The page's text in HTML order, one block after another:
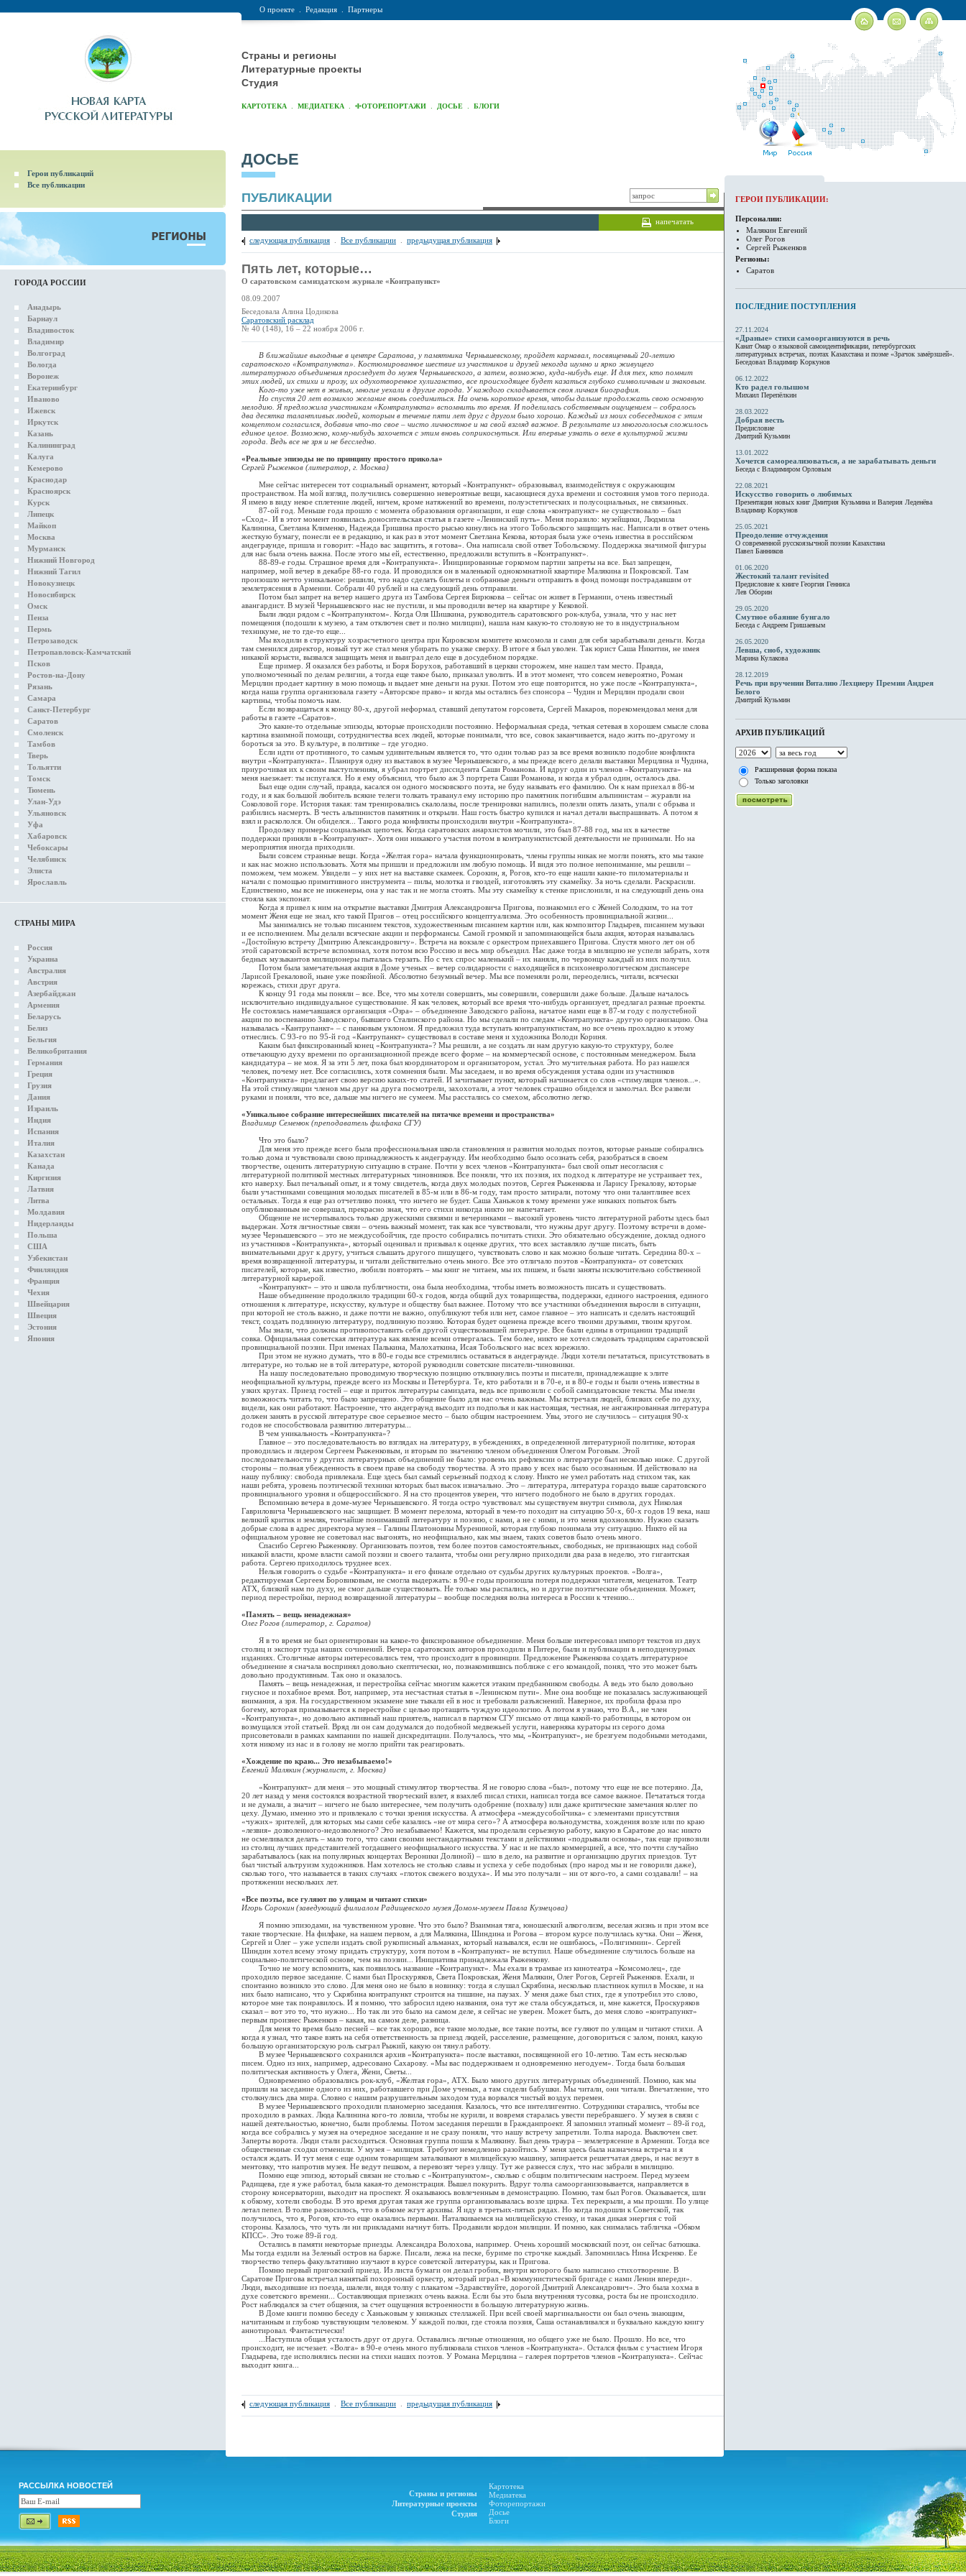
О проекте Редакция Партнеры
Страны и регионы
Литературные проекты
Студия
КАРТОТЕКА МЕДИАТЕКА ФОТОРЕПОРТАЖИ ДОСЬЕ БЛОГИ
Герои публикаций
Все публикации
ГОРОДА РОССИИ
Анадырь
Барнаул
Владивосток
Владимир
Волгоград
Вологда
Воронеж
Екатеринбург
Иваново
Ижевск
Иркутск
Казань
Калининград
Калуга
Кемерово
Краснодар
Красноярск
Курск
Липецк
Майкоп
Москва
Мурманск
Нижний Новгород
Нижний Тагил
Новокузнецк
Новосибирск
Омск
Пенза
Пермь
Петрозаводск
Петропавловск-Камчатский
Псков
Ростов-на-Дону
Рязань
Самара
Санкт-Петербург
Саратов
Смоленск
Тамбов
Тверь
Тольятти
Томск
Тюмень
Улан-Удэ
Ульяновск
Уфа
Хабаровск
Чебоксары
Челябинск
Элиста
Ярославль
СТРАНЫ МИРА
Россия
Украина
Австралия
Австрия
Азербайджан
Армения
Беларусь
Белиз
Бельгия
Великобритания
Германия
Греция
Грузия
Дания
Израиль
Индия
Испания
Италия
Казахстан
Канада
Киргизия
Латвия
Литва
Молдавия
Нидерланды
Польша
США
Узбекистан
Финляндия
Франция
Чехия
Швейцария
Швеция
Эстония
Япония
ДОСЬЕ
ПУБЛИКАЦИИ
напечатать
следующая публикация Все публикации предыдущая публикация
Пять лет, которые…
О саратовском самиздатском журнале «Контрапункт»
08.09.2007
Беседовала Алина Цодикова
Саратовский расклад
№ 40 (148), 16 – 22 ноября 2006 г.
В ближайшие выходные в центре Саратова, у памятника Чернышевскому, пройдет карнавал, посвященный 20-летию
саратовского «Контрапункта». Костюмированное шествие из участников и друзей некогда шумно и ярко живущего
литературного объединения проследует до музея Чернышевского, а затем, возможно, куда-нибудь еще. И для тех, кто помнит
этих людей, их стихи и прозу, их одухотворенное хулиганство, все происходящее будет казаться глубоко символичным и знаковым.
Кого-то уже нет в живых, многие уехали в другие города. У каждого складывается своя личная биография.
Но спустя 20 лет возникло желание вновь соединиться. На очень короткое время, чтобы дальше продолжать свою основную
мелодию. Я предложила участникам «Контрапункта» вспомнить то время. И поделилась собственным ощущением – собралось
два десятка талантливых людей, которым в течение пяти лет друг с другом было хорошо. Каждый из моих собеседников с этим
концептом согласился, добавив что-то свое – чисто личностное и на свой взгляд важное. В результате из многоголосья сложилось
единое целое. Возможно, кому-нибудь захочется с этим вновь соприкоснуться. Или впервые узнать о вехе в культурной жизни
города. Ведь все не зря и не бесследно.
«Реальные эпизоды не по принципу простого прикола»
Сергей Рыженков (литератор, г. Москва)
Мне сейчас интересен тот социальный орнамент, который «Контрапункт» образовывал, взаимодействуя с окружающим
пространством. На мой взгляд, получились совершенно невероятные вещи, касающиеся духа времени и состояния умов того периода.
Я имею в виду некое сплетение людей, ничем, кроме натяжений во времени, полуэстетических и полусоциальных, не связанных.
87-ой год. Меньше года прошло с момента образования организации, и еще слова «контрапункт» не существовало – был
«Сход». И в этот момент появилась доносительская статья в газете «Ленинский путь». Меня поразило: музейщики, Людмила
Калинина, Светлана Клименко, Надежда Гришина просто рысью кинулись на этого Тобольского защищать нас. Написали в ответ очень
жесткую бумагу, понесли ее в редакцию, и как раз в этот момент Светлана Кекова, которая была уже очень известна в российском
андеграунде, пришла и говорит: «Надо вас защитить, я готова». Она написала свой ответ Тобольскому. Поддержка значимой фигуры
для нас была очень важна. После этого мы ей, естественно, предложили вступить в «Контрапункт».
88-89-е годы. Страшное время для «Контрапункта». Инициированные горкомом партии запреты на все. Был запрещен,
например, мой вечер в декабре 88-го года. И проводился он в маленькой однокомнатной квартире Малякина и Покровской. Там
произошло нечто уникальное: решили, что надо сделать билеты и собранные деньги отправить в фонд помощи пострадавшим от
землетрясения в Армении. Собрали 40 рублей и на следующий день отправили.
Потом был запрет на вечер нашего друга из Тамбова Сергея Бирюкова – сейчас он живет в Германии, очень известный
авангардист. В музей Чернышевского нас не пустили, и мы проводили вечер на квартире у Кековой.
Были люди рядом с «Контрапунктом». Когда Оля Шишкина, руководитель саратовского рок-клуба, узнала, что у нас нет
помещения (подошли к музею, а там отключен свет и полно милиции), нашла нам какую-то столовую не то в индустриальном
техникуме, не то где-то еще...
Мы входили в структуру хозрасчетного центра при Кировском комитете комсомола и сами для себя зарабатывали деньги. Когда
там сменился директор, новый тут же стал меня убирать по указке сверху. В итоге я был уволен. Так юрист Саша Никитин, не имея
никакой корысти, вызвался защищать меня и выиграл дело еще в досудебном порядке.
Еще пример. Я оказался без работы, и Боря Борухов, работавший в церкви сторожем, мне нашел там место. Правда,
уполномоченный по делам религии, а тогда еще такое было, приказал уволить. И в этот момент, что совсем невероятно, Роман
Мерцлин продает картину в мою помощь и выдает мне деньги на руки. Потом это еще повторится, но уже после «Контрапункта»,
когда наша группа организовала газету «Авторское право» и когда мы остались без спонсора – Чудин и Мерцлин продали свои
картины, чтобы помочь нам.
Если возвращаться к концу 80-х, другой неформал, ставший депутатом горсовета, Сергей Макаров, порекомендовал меня для
работы в газете «Саратов».
Это какие-то отдельные эпизоды, которые происходили постоянно. Неформальная среда, четкая сетевая в хорошем смысле слова
картина взаимной помощи, сотрудничества всех людей, которые понимали, что все, совок заканчивается, надо жить по-другому и
бороться за это. В культуре, в политике – где угодно.
Если идти от противного, то самым удивительным является то, что один только раз за все время возникло подобие конфликта
внутри «Контрапункта». Планируя одну из выставок в музее Чернышевского, а мы прежде всего делали выставки Мерцлина и Чудина,
приурочивая их к своим выступлениям, я убрал портрет диссидента Саши Романова. И вдруг один из членов «Контрапункта» на
меня наезжает: ты испугался. Но я ему объяснил, что было аж 3 портрета Саши Романова, и когда я убрал один, осталось два.
Был еще один случай, правда, касался он одного московского поэта, не буду называть его фамилию. Он к нам приехал в 86-м
году, и я как большой любитель всякие телеги толкать траванул ему историю про памятник погибшим альпинистам – журавли на
Соколовой горе. История такая: там тренировались скалолазы, после тренировки напились, полезли опять лазать, упали с обрыва и
разбились насмерть. В честь альпинистов памятник и открыли. Наш гость быстро купился и начал детали выспрашивать. А потом я
взял и раскололся. Он обиделся... Такого рода конфликты происходили внутри «Контрапункта».
Продолжу примеры социальных цепочек. Когда саратовских анархистов мочили, это был 87-88 год, мы их в качестве
поддержки приняли в «Контрапункт». Хотя они никакого участия потом в контрапунктистской деятельности не принимали. Но на
мероприятия иногда приходили.
Были совсем странные вещи. Когда «Желтая гора» начала функционировать, члены группы никак не могли понять, кто мы такие
и как нас можно использовать. Хотя мы пришли и предложили им любую помощь. И видя это полное непонимание, мы решили –
поможем, чем можем. Увидели – у них нет на выставке скамеек. Сорокин, я, Рогов, кто-то еще нашли какие-то пиломатериалы и
начали с помощью примитивного инструмента – пилы, молотка и гвоздей, изготовлять эту скамейку. За ночь сделали. Раскрасили.
Единственно, мы все не инженеры, она у нас так и не могла стоять. Мы эту скамейку к стенке прислонили, и на следующий день она
стояла как экспонат.
Когда я привел к ним на открытие выставки Дмитрия Александровича Пригова, познакомил его с Женей Солодким, то на тот
момент Женя еще не знал, кто такой Пригов – отец российского концептуализма. Это особенность провинциальной жизни...
Мы занимались не только писанием текстов, художественным писанием картин или, как композитор Гладырев, писанием музыки
и ее исполнением. Мы делали всяческие акции и перформансы. Самой громкой и запоминающейся была акция, которая называлась
«Достойную встречу Дмитрию Александровичу». Встреча на вокзале с оркестром приехавшего Пригова. Спустя много лет он об
этой саратовской встрече вспоминал, хотя потом всю Россию и весь мир объездил. Нас даже тогда в милицию не успели забрать, хотя
бедных музыкантов милиционеры пыталась терзать. Но с тех спрос маленький – их наняли, по червонцу каждый из них получил.
Потом была замечательная акция в Доме ученых – вечер солидарности с находящейся в психоневрологическом диспансере
Ларисой Грекаловой, ныне уже покойной. Абсолютно безумный вечер. Мы все поменяли роли, переоделись, читали, всячески
корежась, стихи друг друга.
К концу 91 года мы поняли – все. Все, что мы хотели совершить, мы совершили, совершили даже больше. Дальше началось
исключительно индивидуальное существование. Я как человек, который все время что-нибудь организует, предлагал разные проекты.
Не состоялась намечавшаяся организация «Озра» – объединение Заводского района, начатое нами еще в 87-м году с полустебной
акции по воспеванию Заводского, бывшего Сталинского района. Но мы сделали по следам «Контрапункта» другую организацию. Она
называлась «Кантрупанкт» – с панковым уклоном. Я предложил туда вступать контрапунктистам, но все очень прохладно к этому
отнеслись. С 93-го по 95-й год «Кантрупанкт» существовал в составе меня и художника Володи Кориня.
Каким был фиксированный конец «Контрапункта»? Мы решили, а не создать ли нам другую какую-то структуру, более
отвечающую духу времени по организационной прежде всего форме – на коммерческой основе, с постоянным менеджером. Была
кандидатура – не моя. Я за эти 5 лет, пока был координатором и организатором, устал. Это мучительная работа. Но раз нашелся
человек, почему нет. Все согласились, хотя сомнения были. Мы заседаем, и во время обсуждения устава один из участников
«Контрапункта» предлагает свою версию каких-то статей. И зачитывает пункт, который начинается со слов «стимуляция членов...».
На этой стимуляции членов мы друг на друга посмотрели, захохотали, а этот человек страшно обиделся и замолчал. Все развели
руками и поняли, что все, дальше мы ничего не сумеем. Мы расстались со смехом, абсолютно легко.
«Уникальное собрание интереснейших писателей на пятачке времени и пространства»
Владимир Семенюк (преподаватель филфака СГУ)
Что это было?
Для меня это прежде всего была профессиональная школа становления и развития молодых поэтов, которые раньше собирались
только дома и чувствовали свою принадлежность к андеграунду. Им необходимо было осознать себя, разобраться в своем
творчестве, оценить литературную ситуацию в стране. Почти у всех членов «Контрапункта» был свой опыт несогласия с
литературной политикой местных литературных чиновников. Все поняли, что их поэзия, их подход к литературе не устраивает тех,
кто наверху. Был печальный опыт, и я тому свидетель, когда двух молодых поэтов, Сергея Рыженкова и Ларису Грекалову, которые
были участниками совещания молодых писателей в 85-м или в 86-м году, там просто затирали, потому что они талантливее всех
остальных. Тогда я еще раз отчетливо понял, что ничего не будет. Саша Ханьжов к тому времени уже никаких попыток быть
опубликованным не совершал, прекрасно зная, что его стихи никогда никто не напечатает.
Общение не исчерпывалось только дружескими связями и вечеринками – высокий уровень чисто литературной работы здесь был
выдержан. Хотя личностные связи – очень важный момент, так как все чувствовали, что нужны друг другу. Поэтому встречи в доме-
музее Чернышевского – это не междусобойчик, где просто собирались почитать стихи. Это обязательно обсуждение, доклад одного
из участников «Контрапункта», который оценивал и призывал к оценке других, что всех заставляло лучше писать, быть
внимательными друг к другу, учиться слышать другого пишущего, чувствовать слово и как можно больше читать. Середина 80-х –
время возвращенной литературы, и читали действительно очень много. Все это отличало поэтов «Контрапункта» от советских
писателей, которые, как известно, любили повторять – мы книг не читаем, мы их пишем, и были заняты исключительно собственной
литературной карьерой.
«Контрапункт» – это и школа публичности, она была необходима, чтобы иметь возможность писать и существовать.
Наше объединение продолжило традиции 60-х годов, когда общий дух товарищества, поддержки, единого настроения, единого
отношения к литературе, искусству, культуре и обществу был важнее. Потому что все участники объединения выросли в ситуации,
при которой не столь важно, и даже почти не важно, опубликуют тебя или нет, самое главное – это написать и сделать настоящий
текст, создать подлинную литературу, подлинную поэзию. Которая будет оценена прежде всего твоими друзьями, твоим кругом.
Мы знали, что должны противопоставить себя другой существовавшей литературе. Все были едины в отрицании традиций
совка. Официальная советская литература как явление всеми отвергалась. Тем более, никто не хотел следовать традициям саратовской
провинциальной поэзии. При именах Палькина, Малохаткина, Исая Тобольского нас всех корежило.
При этом не нужно думать, что в 80-е годы все стремились оставаться в андеграунде. Люди хотели печататься, присутствовать в
литературе, но только не в той литературе, которой руководили советские писатели-чиновники.
На нашу последовательно проводимую творческую позицию откликнулись поэты и писатели, принадлежащие к элите
неофициальной культуры, прежде всего из Москвы и Петербурга. Те, кто работали и в 70-е, и в 80-е годы и были очень известны в
узких кругах. Приезд гостей – еще и приток литературы самиздата, ведь все привозили с собой самиздатовские тексты. Мы имели
возможность читать то, что было запрещено. Это общение было для нас очень важным. Мы встречали людей, близких себе по духу,
видели, как они работают. Настроение, что андеграунд выходит из подполья и как настоящая, честная, не ангажированная литература
должен занять в русской литературе свое серьезное место – было общим настроением. Увы, этого не случилось – ситуация 90-х
годов не способствовала развитию литературы...
В чем уникальность «Контрапункта»?
Главное – это последовательность во взглядах на литературу, в убеждениях, в определенной литературной политике, которая
проводилась и лидером Сергеем Рыженковым, и вторым по значению членом объединения Олегом Роговым. Этой
последовательности у других литературных объединений не было: уровень их рефлексии о литературе был несколько ниже. С другой
стороны – полная убежденность в своем праве на свободу творчества. А это право у всех нас было осознанным. И действовало на
нашу публику: свобода привлекала. Еще здесь был самый серьезный подход к слову. Никто не умел работать над стихом так, как
наши ребята, уровень поэтической техники которых был высок изначально. Это – литература, литература гораздо выше саратовского
провинциального уровня и общероссийского. Я на сто процентов уверен, что ничего подобного не было в других городах.
Вспоминаю вечера в доме-музее Чернышевского. Я тогда остро чувствовал: мы существуем внутри символа, дух Николая
Гавриловича Чернышевского нас защищает. В момент перелома, который в чем-то походит на ситуацию 50-х, 60-х годов 19 века, наш
великий критик и земляк, тончайше понимавший литературу и поэзию, с нами, а не с ними, и это меня вдохновляло. Нужно сказать
добрые слова в адрес директора музея – Галины Платоновны Мурениной, которая глубоко понимала эту ситуацию. Никто ей на
официальном уровне не советовал нас выгонять, но неофициально, как мы знаем, таких советов было очень много.
Спасибо Сергею Рыженкову. Организовать поэтов, тем более поэтов самостоятельных, свободных, не признающих над собой
никакой власти, кроме власти самой поэзии и своего таланта, чтобы они регулярно приходили два раза в неделю, это гигантская
работа. Сергею приходилось труднее всех.
Нельзя говорить о судьбе «Контрапункта» и его финале отдельно от судьбы других культурных проектов. «Волга»,
редактируемая Сергеем Боровиковым, не смогла выдержать: в 90-е годы произошла потеря поддержки читателя, меценатов. Театр
АТХ, близкий нам по духу, не смог дальше существовать. Не только мы распались, но и другие поэтические объединения. Может,
период перестройки, период возвращенной литературы – вообще последняя волна интереса в России к чтению...
«Память – вещь ненадежная»
Олег Рогов (литератор, г. Саратов)
Я в то время не был ориентирован на какое-то фиксированное объединение. Меня больше интересовал импорт текстов из двух
столиц и экспорт туда наших сочинений. Вечера саратовских авторов проходили в Питере, были и публикации в неподцензурных
изданиях. Столичные авторы интересовались тем, что происходит в провинции. Предложение Рыженкова создать литературное
объединение я сначала воспринял довольно скептически, но, познакомившись поближе с его командой, понял, что это может быть
довольно продуктивным. Так оно и оказалось.
Память – вещь ненадежная, и перестройка сейчас многим кажется этаким предбанником свободы. А ведь это было довольно
гнусное и похабное время. Вот, например, эта несчастная статья в «Ленинском пути». Мне она вообще не показалась заслуживающей
внимания, а зря. На государственном экзамене мне тыкали ей в нос и требовали разъяснений. Наверное, их пробила фраза про
богему, которая примазывается к перестройке с целью протащить чуждую идеологию. А потом я узнаю, что В.А., не член
«Контрапункта», но довольно активный наш приятель, написал в партком СГУ письмо от лица какой-то работницы, в котором он
возмущался этой статьей. Вряд ли он сам додумался до подобной медвежьей услуги, наверняка кураторы из серого дома
присоветовали в рамках кампании по нашей дискредитации. Получалось, что мы, «Контрапункт», не брезгуем подобными методами,
хотя никому из нас и в голову не могло прийти так реагировать.
«Хождение по краю... Это незабываемо!»
Евгений Малякин (журналист, г. Москва)
«Контрапункт» для меня – это мощный стимулятор творчества. Я не говорю слова «был», потому что еще не все потеряно. Да,
20 лет назад у меня состоялся возрастной творческий взлет, я взахлеб писал стихи, написал тогда все самое важное. Печататься тогда
и не думали, а значит – ничего не было интереснее, чем получить одобрение (похвалу) или даже критические замечания коллег по
цеху. Думаю, именно это и привлекало с точки зрения искусства. А атмосфера «междусобойчика» с элементами присутствия
«чужих» зрителей, для которых мы сами себе казались «не от мира сего»? А атмосфера вольнодумства, хождения возле или по краю
«лезвия» дозволенного-недозволеного? Это незабываемо! Кажется, мы проделали серьезную работу, какую в Саратове до нас никто
не осмеливался делать – мало того, что сами своими нестандартными текстами и действиями «подрывали основы», так еще привозили
из столиц лучших представителей тогдашнего неофициального искусства. У нас и не пахло коммерцией, а все, что почти случайно
зарабатывалось (как на популярных концертах Вероники Долиной) – шло в дело, на развитие и организацию других приездов. Тут
был чистый альтруизм художников. Нам хотелось не столько славы и успеха у себе подобных (про народ мы и не говорили даже),
сколько того, что называется в таких случаях «глоток свежего воздуха». И мы это получали – ни от кого-то, а сами создавали! – на
протяжении нескольких лет.
«Все поэты, все гуляют по улицам и читают стихи»
Игорь Сорокин (заведующий филиалом Радищевского музея Домом-музеем Павла Кузнецова)
Я помню эпизодами, на чувственном уровне. Что это было? Взаимная тяга, юношеский алкоголизм, веселая жизнь и при этом все
такие творческие. На филфаке, на нашем первом, а для Малякина, Шиндина и Рогова – втором курсе получилась кучка. Они – Женя,
Сергей и Олег – уже успели издать свой рукописный альманах, который назывался, если не ошибаюсь, «Полигимнии». Сергей
Шиндин хотел всему этому придать структуру, хотя потом в «Контрапункт» не вступил. Наше объединение случилось больше на
социально-политической основе, чем на поэзии... Инициатива принадлежала Рыженкову.
Точно не могу вспомнить, как появилось название «Контрапункт». Мы ехали в трамвае из кинотеатра «Комсомолец», где
проходило первое заседание. С нами был Проскуряков, Света Покровская, Женя Малякин, Олег Рогов, Сергей Рыженков. Ехали, и
спонтанно возникло это слово. Для меня оно не было в новинку: тогда я слушал Скрябина, несколько пластинок купил в Москве, и на
них было написано, что у Скрябина контрапункт строится на тишине, на паузах. У меня даже был стих, где я употребил это слово,
которое мне так понравилось. И я помню, что забросил идею названия, она тут же стала обсуждаться, и, мне кажется, Проскуряков
сказал – вот это то, что нужно... Но так ли это было на самом деле, я сейчас не уверен. Может быть, до меня слово «контрапункт»
первым произнес Рыженков – какая, на самом деле, разница.
Для меня то время было песней – все так хорошо, все такие молодые, все такие поэты, все гуляют по улицам и читают стихи. А
когда я узнал, что такое взять на себя ответственность за приезд людей, расселение, размещение, договориться с залом, понял, какую
большую организаторскую роль сыграл Рыжий, какую он тянул работу.
В музее Чернышевского сохранился архив «Контрапункта» после выставки, посвященной его 10-летию. Там есть несколько
писем. Одно из них, например, адресовано Сахарову. «Мы вас поддерживаем и одновременно негодуем». Тогда была большая
политическая активность у Олега, Жени, Светы...
Одновременно образовались рок-клуб, «Желтая гора», АТХ. Было много других литературных объединений. Помню, как мы
пришли на заседание одного из них, работавшего при Доме ученых, а там сидели бабушки. Мы читали, они читали. Впечатление, что
столкнулись два мира. Словно с нашим разрушительным заходом туда ворвался чистый воздух перемен.
В музее Чернышевского проходили планомерно заседания. Казалось, что все интеллигентно. Сотрудники старались, чтобы все
проходило в рамках. Люда Калинина кого-то ловила, чтобы не курили, и вовремя старалась увести перебравшего. У музея в связи с
нашей деятельностью, конечно, были проблемы. Потом заседания перешли в Гражданпроект. Я запомнил этапный момент – 89-й год,
когда все собрались у музея на очередное заседание и не сразу поняли, что нашу встречу запретили. Толпа народа. Выключен свет.
Заперты ворота. Люди стали расходиться. Основная группа пошла к Малякину. Был день траура – землетрясение в Армении. Тогда все
общественные сходки отменили. У музея – милиция. Требуют немедленно разойтись. У меня здесь была назначена встреча и я
остался ждать. И тут меня с еще одним товарищем заталкивают в милицейскую машину, запирается решетчатая дверь, и нас везут в
ментовку, что напротив музея. Не ведут пешком, а перевозят через улицу. Тут же разнесся слух, что нас забрали в милицию.
Помню еще эпизод, который связан не столько с «Контрапунктом», сколько с общим политическим настроем. Перед музеем
Радищева, где я уже работал, была какая-то демонстрация. Вышел покурить. Вдруг толпа самоорганизовывается, направляется в
сторону консерватории, выходит на проспект. Я оказываюсь вовлеченным в демонстрацию. Помню, там был Рогов. Оказывается, шли
к обкому, хотели свободы. В это время другая такая же группа организовывалась возле цирка. Тех перекрыли, а мы прошли. По улице
летал пепел. В толпе разносилось, что в обкоме жгут архивы. Я иду в третьих-пятых рядах. Но когда подошли к Советской, так
получилось, что я, Рогов, кто-то еще оказались первыми. Наталкиваемся на милицейскую стенку, и такая дикая энергия с той
стороны. Казалось, что чуть ли ни прикладами начнут бить. Продавили кордон милиции. И помню, как снималась табличка «Обком
КПСС». Это тоже 89-й год.
Остались в памяти некоторые приезды. Александра Волохова, например. Очень хороший московский поэт, он сейчас батюшка.
Мы тогда ездили на Зеленый остров на барже. Писали, лежа на песке, буриме по строчке каждый. Запомнилась Нина Искренко. Ее
творчество теперь факультативно изучают в курсе советской литературы, как и Пригова.
Помню первый приговский приезд. Из листа бумаги он делал гробик, внутри которого было написано стихотворение. В
Саратове Пригова встречал нанятый похоронный оркестр, который играл «В коммунистической бригаде с нами Ленин впереди».
Люди, выходившие из поезда, шалели, видя толпу с плакатом «Здравствуйте, дорогой Дмитрий Александрович». Это была хохма в
духе советского времени... Составляющая приезжих очень важна. Если бы это была внутренняя тусовка, роста бы не происходило.
Рост наблюдался за счет общения, за счет ощущения встроенности в большую литературную жизнь.
В Доме книги помню беседу с Ханьжовым у книжных стеллажей. При всей своей маргинальности он был очень знающим,
начитанным и глубоко чувствующим человеком. У каждой полки, где стояла поэзия, Саша останавливался и буквально каждую книгу
аннотировал. Фантастически!
...Наступила общая усталость друг от друга. Оставались личные отношения, но общего уже не было. Прошло. Но все, что
происходит, не исчезает. «Волга» в 90-е очень много публиковала стихов членов «Контрапункта». Остался фильм с участием Игоря
Гладырева, где исполнялись песни на стихи наших поэтов. У Романа Мерцлина – галерея портретов членов «Контрапункта». Сейчас
выходит книга...
следующая публикация Все публикации предыдущая публикация
ГЕРОИ ПУБЛИКАЦИИ:
Персоналии:
Малякин Евгений
Олег Рогов
Сергей Рыженков
Регионы:
Саратов
ПОСЛЕДНИЕ ПОСТУПЛЕНИЯ
27.11.2024
«Драные» стихи самоорганизуются в речь
Канат Омар о языковой самоидентификации, петербургских
литературных встречах, поэтах Казахстана и поэме «Зрачок замёрзшей».
Беседовал Владимир Коркунов
06.12.2022
Кто радел голышом
Михаил Перепёлкин
28.03.2022
Добрая весть
Предисловие
Дмитрий Кузьмин
13.01.2022
Хочется самореализоваться, а не зарабатывать деньги
Беседа с Владимиром Орловым
22.08.2021
Искусство говорить о любимых
Презентация новых книг Дмитрия Кузьмина и Валерия Леденёва
Владимир Коркунов
25.05.2021
Преодоление отчуждения
О современной русскоязычной поэзии Казахстана
Павел Банников
01.06.2020
Жестокий талант revisited
Предисловие к книге Георгия Генниса
Лев Оборин
29.05.2020
Смутное обаяние бунгало
Беседа с Андреем Гришаевым
26.05.2020
Левша, сноб, художник
Марина Кулакова
28.12.2019
Речь при вручении Виталию Лехциеру Премии Андрея
Белого
Дмитрий Кузьмин
АРХИВ ПУБЛИКАЦИЙ
Расширенная форма показа
Только заголовки
РАССЫЛКА НОВОСТЕЙ
Страны и регионы
Литературные проекты
Студия
Картотека
Медиатека
Фоторепортажи
Досье
Блоги